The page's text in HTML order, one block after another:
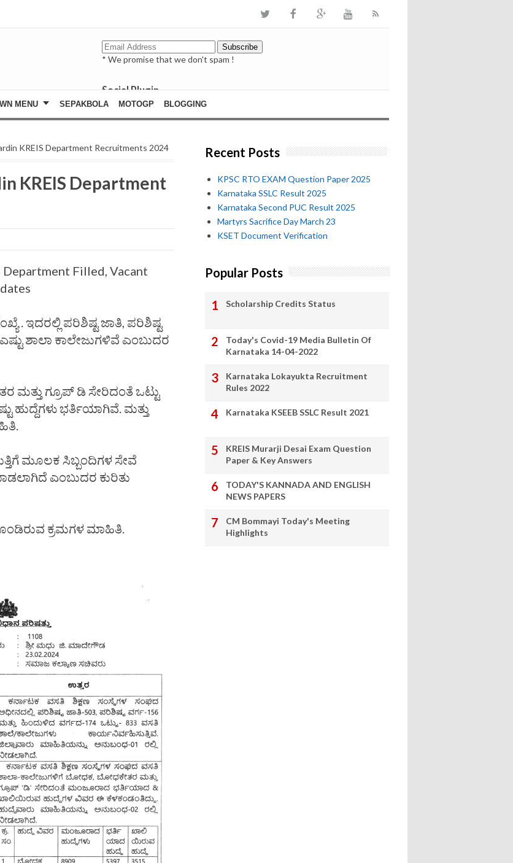
* We promise that we don't spam !
Social Plugin
facebook
whatsapp
MENU SEPAKBOLA MOTOGP BLOGGING
KREIS Department Recruitments 2024
KREIS Department
Filled, Vacant
. ಇದರಲ್ಲಿ ಪರಿಶಿಷ್ಟ ಜಾತಿ, ಪರಿಶಿಷ್ಟ
ಶಾಲಾ ಕಾಲೇಜುಗಳಿವೆ ಎಂಬುದರ
ಮತ್ತು ಗ್ರೂಪ್ ಡಿ ಸೇರಿದಂತೆ ಒಟ್ಟು
ಹುದ್ದೆಗಳು ಭರ್ತಿಯಾಗಿವೆ. ಮತ್ತು
ಮೂಲಕ ಸಿಬ್ಬಂದಿಗಳ ಸೇವೆ
ಎಂಬುದರ ಕುರಿತು
ಕ್ರಮಗಳ ಮಾಹಿತಿ.
Recent Posts
KPSC RTO EXAM Question Paper 2025
Karnataka SSLC Result 2025
Karnataka Second PUC Result 2025
Martyrs Sacrifice Day March 23
KSET Document Verification
Popular Posts
Scholarship Credits Status
Today's Covid-19 Media Bulletin Of
Karnataka 14-04-2022
Karnataka Lokayukta Recruitment
Rules 2022
Karnataka KSEEB SSLC Result 2021
KREIS Murarji Desai Exam Question
Paper & Key Answers
TODAY'S KANNADA AND ENGLISH
NEWS PAPERS
CM Bommayi Today's Meeting
Highlights